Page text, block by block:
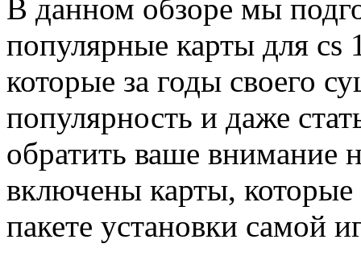
В данном обзоре мы
популярные карты для cs
которые за годы своего
популярность и даже
обратить ваше внимание
включены карты,
пакете установки самой